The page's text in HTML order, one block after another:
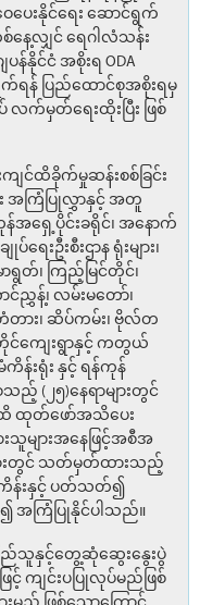
ေးနိုင်ရေး ဆောင်ရွက်
နေ့လျှင် ရေဂါလံသန်း
ပန်နိုင်ငံ အစိုးရ ODA
ရန် ပြည်ထောင်စုအစိုးရမှ
လက်မှတ်ရေးထိုးပြီး ဖြစ်
ျင်ထိခိုက်မှုဆန်းစစ်ခြင်း
း အကြံပြုလွှာနှင့် အတူ
အရှေ့ပိုင်းခရိုင်၊ အနောက်
ေးဦးစီးဌာန ရုံးများ၊
ရွတ်၊ ကြည့်မြင်တိုင်၊
ာင်ညွှန့်၊ လမ်းမတော်၊
တား၊ ဆိပ်ကမ်း၊ ဗိုလ်တ
တိုင်ကျေးရွာနှင့် ကတွယ်
ကိန်းရုံး နှင့် ရန်ကုန်
ည့် (၂၅)နေရာများတွင်
ေ့ထိ ထုတ်ဖော်အသိပေး
သူများအနေဖြင့်အစီအ
ျားတွင် သတ်မှတ်ထားသည့်
ကိန်းနှင့် ပတ်သတ်၍
အကြံပြုနိုင်ပါသည်။
ြည်သူနှင့်တွေ့ဆုံဆွေးနွေးပွဲ
ြင့် ကျင်းပပြုလုပ်မည်ဖြစ်